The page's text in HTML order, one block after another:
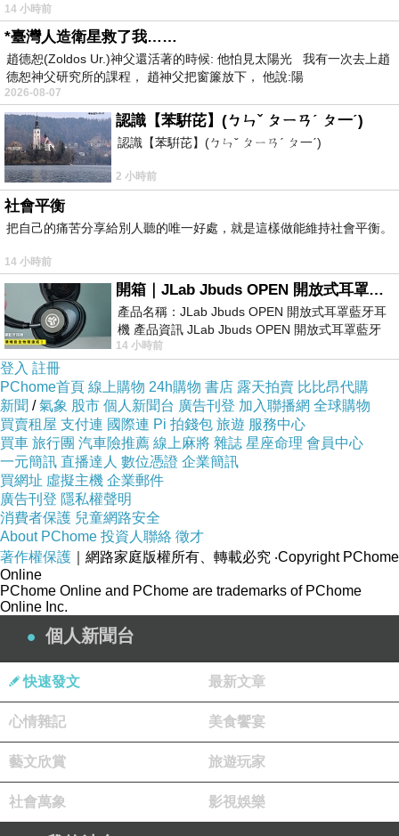
如果找不到優惠碼的話
直接下訂就對了！
這樣就等於10%的優惠！
比一般使用優惠碼的情況還省！
也不用花時間找優惠碼！
2.訂貴退價差
有關於訂房，飯店優惠碼訂房 我個人建議是
決定哪家以後快點下訂！
像這次的話上網找了一下
Guesthouse（海濱賓館）
就儘快衝下去！以免到時候訂不到就哭哭了(尤其
是旅遊旺季更要注意)
而且在HOTELS.COM
訂的話訂貴了還能退價
差！沒在怕的！（這點超棒！）
Seaside Guesthouse（海濱賓館） 的住宿環境
在下面
14 小時前
*臺灣人造衛星救了我……
趙德恕(Zoldos Ur.)神父還活著的時候: 他怕見太陽光 我有一次去上趙
德恕神父研究所的課程， 趙神父把窗簾放下， 他說:陽
2026-08-07
認識【苯騈芘】(ㄅㄣˇ ㄆㄧㄢˊ ㄆ一ˊ)
認識【苯騈芘】(ㄅㄣˇ ㄆㄧㄢˊ ㄆ一ˊ)
2 小時前
社會平衡
把自己的痛苦分享給別人聽的唯一好處，就是這樣做能維持社會平衡。
14 小時前
開箱｜JLab Jbuds OPEN 開放式耳罩藍牙耳機 - 設計美學，輕巧、透氣、環境音全物理達成！
產品名稱：JLab Jbuds OPEN 開放式耳罩藍牙耳
機 產品資訊 JLab Jbuds OPEN 開放式耳罩藍牙
耳機評語：非常有特色，值得喜愛美型工
14 小時前
登入 註冊
PChome首頁 線上購物 24h購物 書店 露天拍賣 比比昂代購
新聞 /氣象 股市 個人新聞台 廣告刊登 加入聯播網 全球購物
買賣租屋 支付連 國際連 Pi 拍錢包 旅遊 服務中心
買車 旅行團 汽車險推薦 線上麻將 雜誌 星座命理 會員中心
一元簡訊 直播達人 數位憑證 企業簡訊
買網址 虛擬主機 企業郵件
廣告刊登 隱私權聲明
消費者保護 兒童網路安全
About PChome 投資人聯絡 徵才
著作權保護 ｜網路家庭版權所有、轉載必究 ‧Copyright PChome
Online
PChome Online and PChome are trademarks of PChome
Online Inc.
個人新聞台
快速發文 最新文章
心情雜記 美食饗宴
藝文欣賞 旅遊玩家
社會萬象 影視娛樂